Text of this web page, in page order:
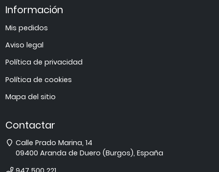
Información
Mis pedidos
Aviso legal
Política de privacidad
Política de cookies
Mapa del sitio
Contactar
Dirección
Calle Prado Marina, 14
09400 Aranda de Duero (Burgos),España
Teléfono